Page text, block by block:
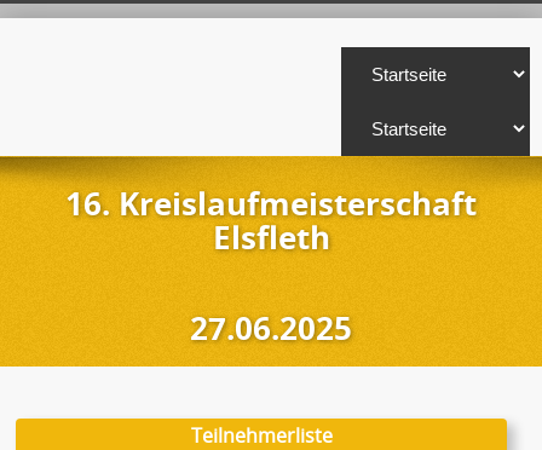
16. Kreislaufmeisterschaft
Elsfleth
27.06.2025
Teilnehmerliste